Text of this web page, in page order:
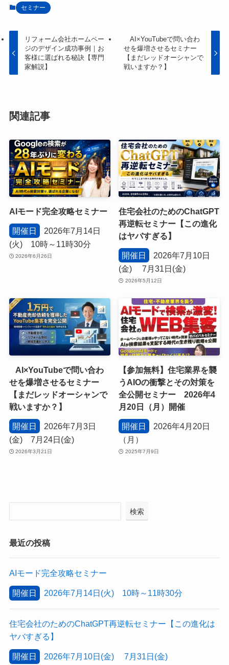
セミナー
リフォーム会社ホームペー
ジのデザイン成功事例｜お
客様に選ばれる秘訣【専門
家解説】
AI×YouTubeで問い合わ
せを爆増させるセミナー
【まだレッドオーシャンで
戦いますか？】
関連記事
AIモード完全攻略セミナー
開催日
2026年7月14日
(火) 10時～11時30分
2026年6月26日
住宅会社のためのChatGPT
再逆転セミナー【この進化
はヤバすぎる】
開催日
2026年7月10日
(金) 7月31日(金)
2026年5月12日
AI×YouTubeで問い合わ
せを爆増させるセミナー
【まだレッドオーシャンで
戦いますか？】
開催日
2026年7月3日
(金) 7月24日(金)
2026年3月21日
【参加無料】住宅業界を襲
うAIOの衝撃とその対策を
全公開セミナー 2026年4
月20日（月）開催
開催日
2026年4月20日
（月）
2025年7月9日
検索
最近の投稿
AIモード完全攻略セミナー
開催日 2026年7月14日(火) 10時～11時30分
住宅会社のためのChatGPT再逆転セミナー【この進化は
ヤバすぎる】
開催日 2026年7月10日(金) 7月31日(金)